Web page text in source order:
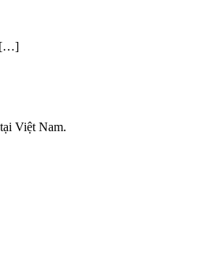
[…]
Việt Nam.